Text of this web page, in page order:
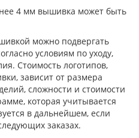
4 мм вышивка может быть
можно подвергать
условиям по уходу,
Стоимость логотипов,
зависит от размера
сложности и стоимости
которая учитывается
в дальнейшем, если
заказах.